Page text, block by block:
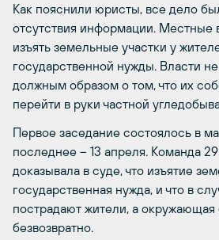
Как пояснили юристы, все дело
отсутствия информации. Местные
изъять земельные участки у
государственной нужды. Власти
должным образом о том, что их
перейти в руки частной
Первое заседание состоялось в
последнее – 13 апреля. Команда
доказывала в суде, что изъятие
государственная нужда, и что в
пострадают жители, а окружающая
безвозвратно.